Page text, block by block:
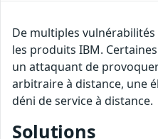
De multiples
les produits IBM.
un attaquant de
arbitraire à distance, une
déni de service à distance.
Solutions